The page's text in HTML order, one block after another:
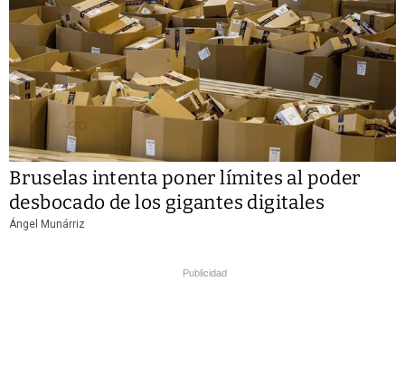
Bruselas intenta poner límites al poder
desbocado de los gigantes digitales
Ángel Munárriz
Publicidad